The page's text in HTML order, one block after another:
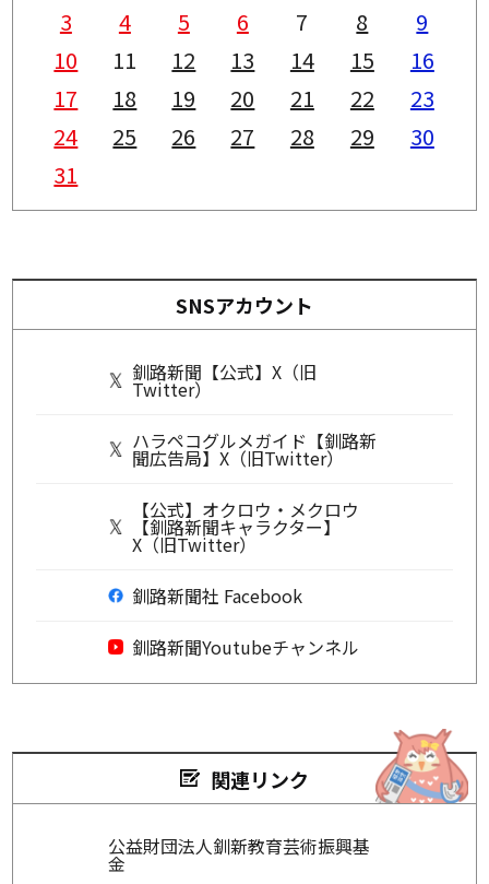
3
4 5 6 7 8
9
10
11 12 13 14 15
16
17
18 19 20 21 22
23
24
25 26 27 28 29
30
31
SNSアカウント
釧路新聞【公式】X（旧
Twitter）
ハラペコグルメガイド【釧路新
聞広告局】X（旧Twitter）
【公式】オクロウ・メクロウ
【釧路新聞キャラクター】
X（旧Twitter）
釧路新聞社 Facebook
釧路新聞Youtubeチャンネル
関連リンク
公益財団法人釧新教育芸術振興基
金